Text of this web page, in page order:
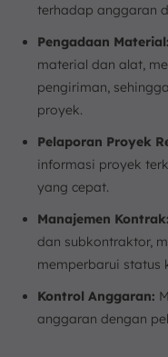
terhadap anggaran
Pengadaan Material:
material dan alat,
pengiriman,
proyek.
Pelaporan Proyek
informasi proyek
yang cepat.
Manajemen Kontrak:
dan subkontraktor,
memperbarui status
Kontrol Anggaran:
anggaran dengan